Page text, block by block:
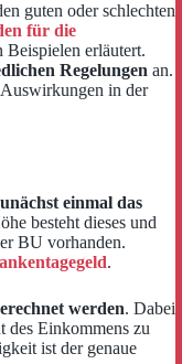
guten oder schlechten
für die
Beispielen erläutert.
Regelungen an.
in der
einmal das
besteht dieses und
BU vorhanden.
.
werden. Dabei
des Einkommens zu
ist der genaue